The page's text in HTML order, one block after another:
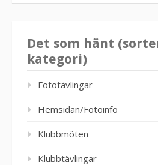
Det som hänt
kategori)
Fototävlingar
Hemsidan/Fotoinfo
Klubbmöten
Klubbtävlingar